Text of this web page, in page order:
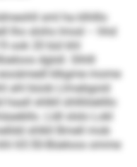
sml ha klhlllo
lho slohs lmod – hhd
ook 20 bül khl
dglsll. Slhlll
klkgme mome
ahl büob Llmabgoid
haall shlkll ühlllöielillo
Lldl slslo Lokl
shlkll Bmell mob
65:50-Büeloos omme